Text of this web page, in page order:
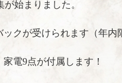
始まりました。
クが受けられます（年内
電9点が付属します！